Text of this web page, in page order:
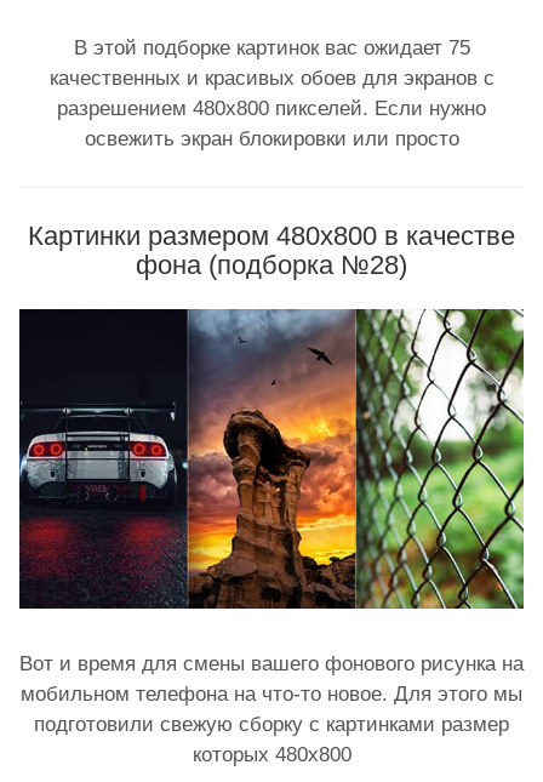
В этой подборке картинок вас ожидает 75
качественных и красивых обоев для экранов с
разрешением 480x800 пикселей. Если нужно
освежить экран блокировки или просто
Картинки размером 480x800 в качестве
фона (подборка №28)
Вот и время для смены вашего фонового рисунка на
мобильном телефона на что-то новое. Для этого мы
подготовили свежую сборку с картинками размер
которых 480x800